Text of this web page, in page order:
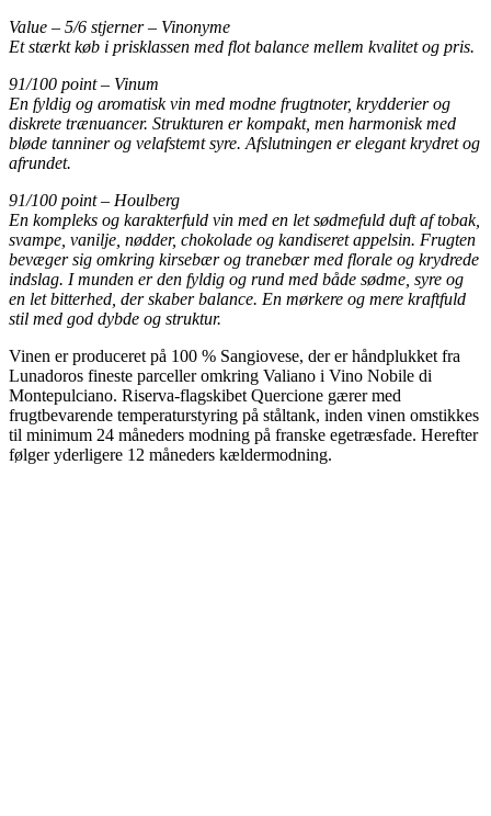
Value – 5/6 stjerner – Vinonyme
Et stærkt køb i prisklassen med flot balance mellem kvalitet og pris.
91/100 point – Vinum
En fyldig og aromatisk vin med modne frugtnoter, krydderier og
diskrete trænuancer. Strukturen er kompakt, men harmonisk med
bløde tanniner og velafstemt syre. Afslutningen er elegant krydret og
afrundet.
91/100 point – Houlberg
En kompleks og karakterfuld vin med en let sødmefuld duft af tobak,
svampe, vanilje, nødder, chokolade og kandiseret appelsin. Frugten
bevæger sig omkring kirsebær og tranebær med florale og krydrede
indslag. I munden er den fyldig og rund med både sødme, syre og
en let bitterhed, der skaber balance. En mørkere og mere kraftfuld
stil med god dybde og struktur.
Vinen er produceret på 100 % Sangiovese, der er håndplukket fra
Lunadoros fineste parceller omkring Valiano i Vino Nobile di
Montepulciano. Riserva-flagskibet Quercione gærer med
frugtbevarende temperaturstyring på ståltank, inden vinen omstikkes
til minimum 24 måneders modning på franske egetræsfade. Herefter
følger yderligere 12 måneders kældermodning.